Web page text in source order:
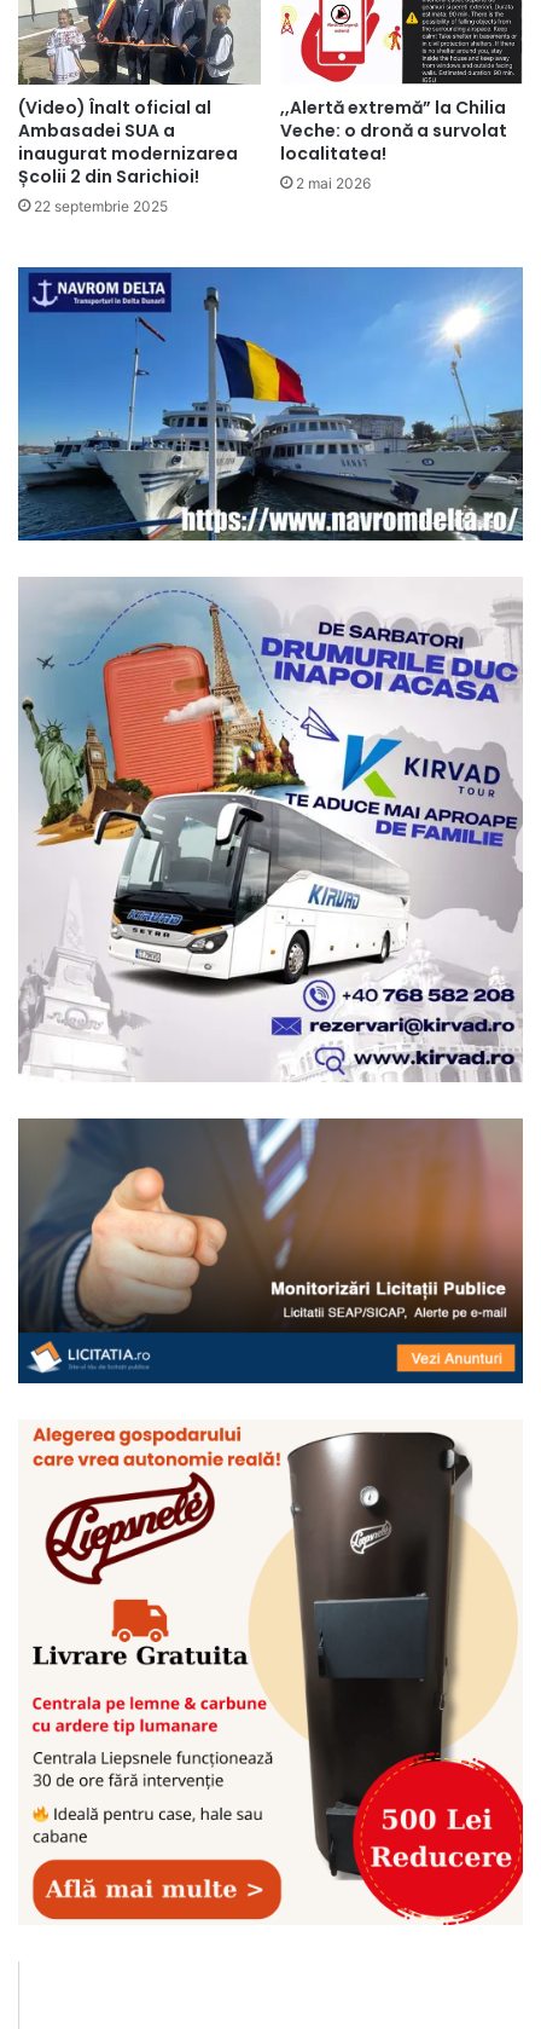
(Video) Înalt oficial al
Ambasadei SUA a
inaugurat modernizarea
Școlii 2 din Sarichioi!
22 septembrie 2025
,,Alertă extremă” la Chilia
Veche: o dronă a survolat
localitatea!
2 mai 2026